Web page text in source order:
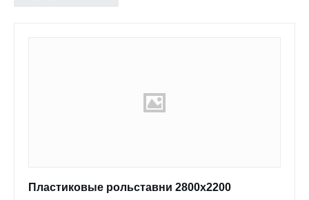
Пластиковые рольставни 2800x2200